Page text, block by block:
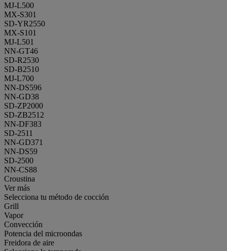
MJ-L500
MX-S301
SD-YR2550
MX-S101
MJ-L501
NN-GT46
SD-R2530
SD-B2510
MJ-L700
NN-DS596
NN-GD38
SD-ZP2000
SD-ZB2512
NN-DF383
SD-2511
NN-GD371
NN-DS59
SD-2500
NN-CS88
Croustina
Ver más
Selecciona tu método de cocción
Grill
Vapor
Convección
Potencia del microondas
Freidora de aire